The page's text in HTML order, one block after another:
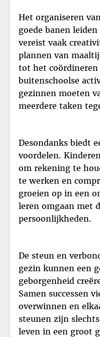
Het organiseren
goede banen
vereist vaak
plannen van
tot het
buitenschoolse
gezinnen moeten
meerdere taken
Desondanks biedt
voordelen.
om rekening te
te werken en
groeien op in een
leren omgaan met
persoonlijkheden.
De steun en
gezin kunnen een
geborgenheid
Samen successen
overwinnen en
steunen zijn
leven in een groot